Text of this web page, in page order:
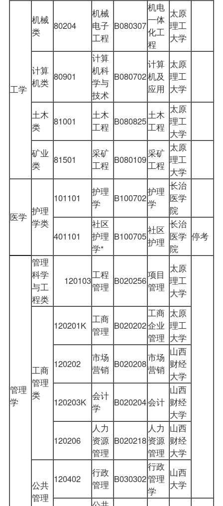
工学
机械
类
80204
机械
电子
工程
B080307
机电
一体
化工
程
太原
理工
大学
计算
机类
80901
计算
机科
学与
技术
B080702
计算
机及
应用
太原
理工
大学
土木
类
81001
土木
工程 B080825
土木
工程
太原
理工
大学
矿业
类
81501
采矿
工程 B080109
采矿
工程
太原
理工
大学
医学 护理
学类
101101
护理
学
B100702
护理
学
长治
医学
院
401101
社区
护理
学*
B100705
社区
护理
长治
医学
院
停考
管理
学
管理
科学
与工
程类
120103工程
管理
B020256项目
管理
太原
理工
大学
工商
管理
类
120201K
工商
管理 B020202
工商
企业
管理
太原
理工
大学
120202
市场
营销 B020208
市场
营销
山西
财经
大学
120203K
会计
学
B020204会计
山西
财经
大学
120206
人力
资源
管理
B020218
人力
资源
管理
山西
财经
大学
公共
管理
120402
行政
管理 B030302
行政
管理
学
山西
大学